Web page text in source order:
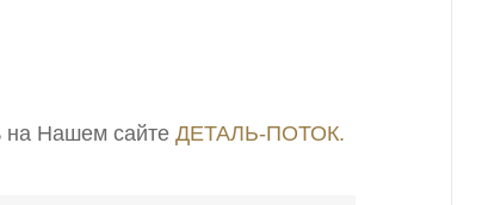
на Нашем сайте ДЕТАЛЬ-ПОТОК.